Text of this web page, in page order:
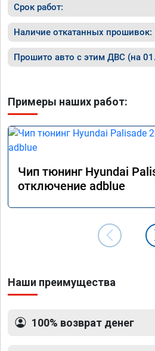
Срок работ:
Наличие откатанных прошивок:
Прошито авто с этим ДВС (на
Примеры наших работ:
Чип тюнинг Hyundai
отключение adblue
Наши преимущества
100% возврат денег